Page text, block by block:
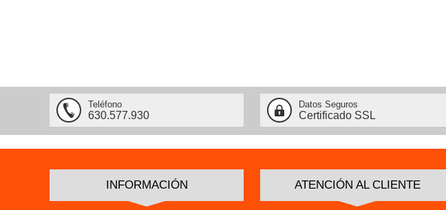
Teléfono
630.577.930
Datos Seguros
Certificado SSL
INFORMACIÓN ATENCIÓN AL CLIENTE